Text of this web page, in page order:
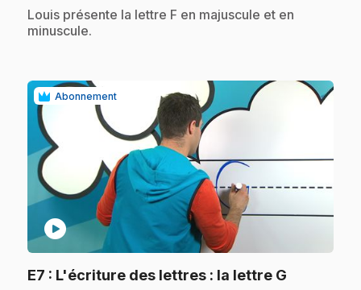
.Louis présente la lettre F en majuscule et en
minuscule.
Abonnement
play_circle
E7 : L'écriture des lettres : la lettre G